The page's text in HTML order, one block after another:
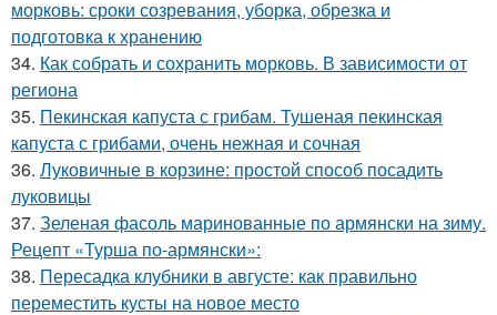
морковь: сроки созревания, уборка, обрезка и
подготовка к хранению
34. Как собрать и сохранить морковь. В зависимости от
региона
35. Пекинская капуста с грибам. Тушеная пекинская
капуста с грибами, очень нежная и сочная
36. Луковичные в корзине: простой способ посадить
луковицы
37. Зеленая фасоль маринованные по армянски на зиму.
Рецепт «Турша по-армянски»:
38. Пересадка клубники в августе: как правильно
переместить кусты на новое место